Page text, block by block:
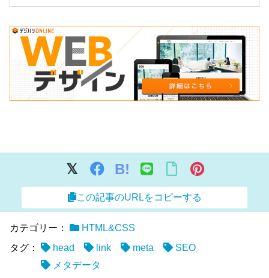
B!
この記事のURLをコピーする
カテゴリー：
HTML&CSS
タグ：
head link meta
SEO
メタデータ